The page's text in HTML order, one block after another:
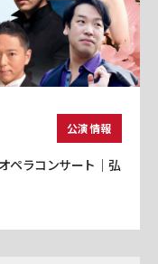
公演情報
ペラコンサート｜弘